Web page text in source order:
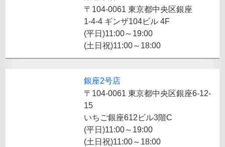
〒104-0061 東京都中央区銀座
1-4-4 ギンザ104ビル 4F
(平日)11:00～19:00
(土日祝)11:00～18:00
銀座2号店
〒104-0061 東京都中央区銀座6-12-
15
いちご銀座612ビル3階C
(平日)11:00～19:00
(土日祝)11:00～18:00